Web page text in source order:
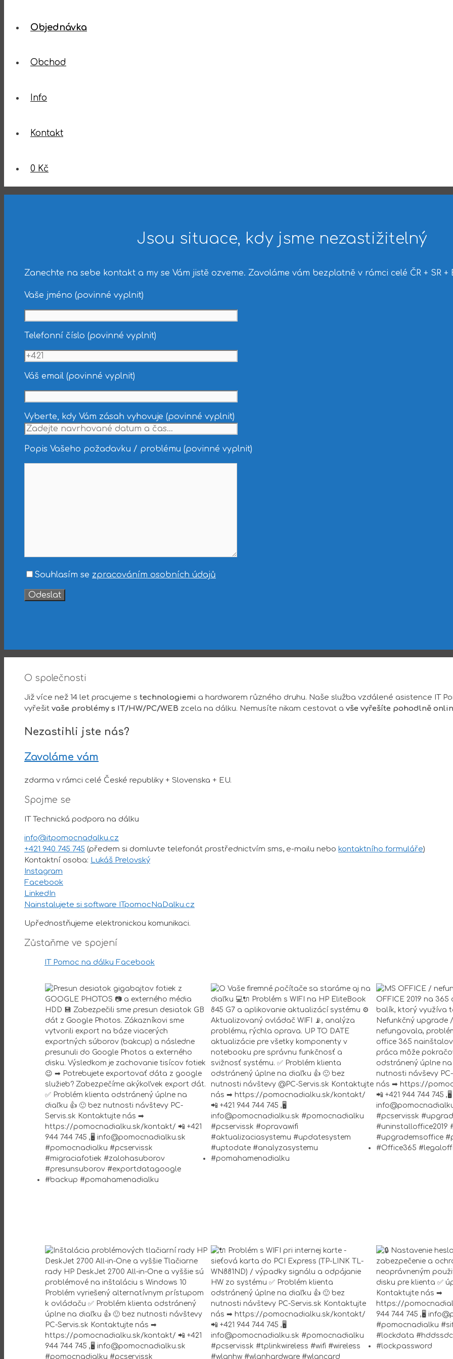
Objednávka
Obchod
Info
Kontakt
0 Kč
Jsou situace, kdy jsme nezastižitelný
Zanechte na sebe kontakt a my se Vám jistě ozveme. Zavoláme vám bezplatně v rámci celé ČR + SR +
Vaše jméno (povinné vyplnit)
Telefonní číslo (povinné vyplnit)
Váš email (povinné vyplnit)
Vyberte, kdy Vám zásah vyhovuje (povinné vyplnit)
Popis Vašeho požadavku / problému (povinné vyplnit)
Souhlasím se zpracováním osobních údajů
O společnosti
Již více než 14 let pracujeme s technologiemi a hardwarem různého druhu. Naše služba vzdálené asistence IT
vyřešit vaše problémy s IT/HW/PC/WEB zcela na dálku. Nemusíte nikam cestovat a vše vyřešíte pohodlně
Nezastihli jste nás?
Zavoláme vám
zdarma v rámci celé České republiky + Slovenska + EU.
Spojme se
IT Technická podpora na dálku
info@itpomocnadalku.cz
+421 940 745 745 (předem si domluvte telefonát prostřednictvím sms, e-mailu nebo kontaktního formuláře)
Kontaktní osoba: Lukáš Prelovský
Instagram
Facebook
LinkedIn
Nainstalujete si software ITpomocNaDalku.cz
Upřednostňujeme elektronickou komunikaci.
Zůstaňme ve spojení
IT Pomoc na dálku Facebook